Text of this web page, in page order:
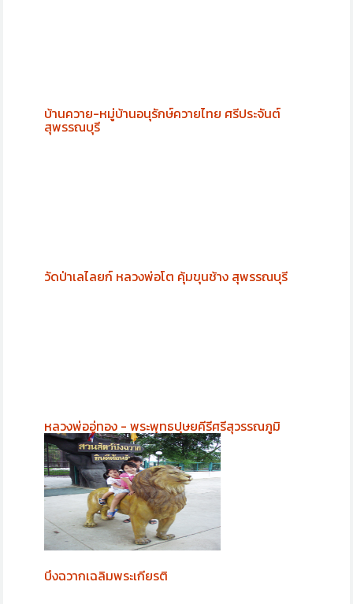
บ้านควาย-หมู่บ้านอนุรักษ์ควายไทย ศรีประจันต์
สุพรรณบุรี
วัดป่าเลไลยก์ หลวงพ่อโต คุ้มขุนช้าง สุพรรณบุรี
หลวงพ่ออู่ทอง - พระพุทธปุษยคีรีศรีสุวรรณภูมิ
บึงฉวากเฉลิมพระเกียรติ